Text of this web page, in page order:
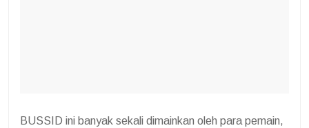
BUSSID ini banyak sekali dimainkan oleh para pemain,